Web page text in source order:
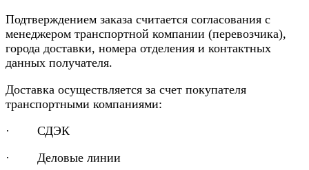
Подтверждением заказа считается согласования с
менеджером транспортной компании (перевозчика),
города доставки, номера отделения и контактных
данных получателя.
Доставка осуществляется за счет покупателя
транспортными компаниями:
· СДЭК
· Деловые линии